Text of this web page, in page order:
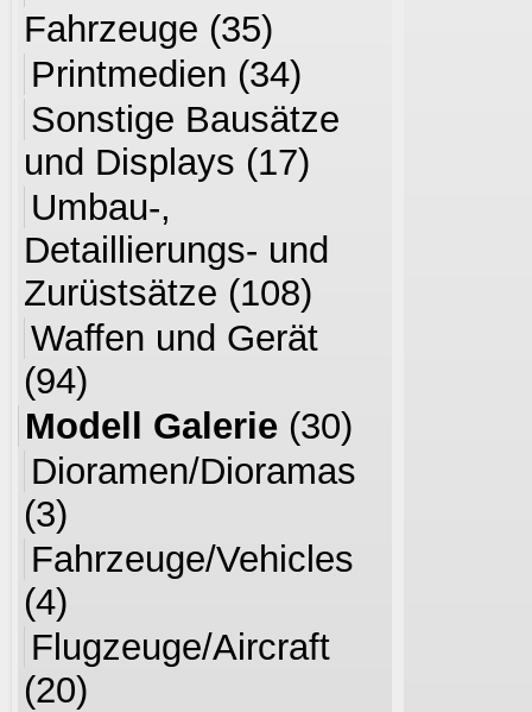
Fahrzeuge (35)
Printmedien (34)
Sonstige Bausätze
und Displays (17)
Umbau-,
Detaillierungs- und
Zurüstsätze (108)
Waffen und Gerät
(94)
Modell Galerie (30)
Dioramen/Dioramas
(3)
Fahrzeuge/Vehicles
(4)
Flugzeuge/Aircraft
(20)